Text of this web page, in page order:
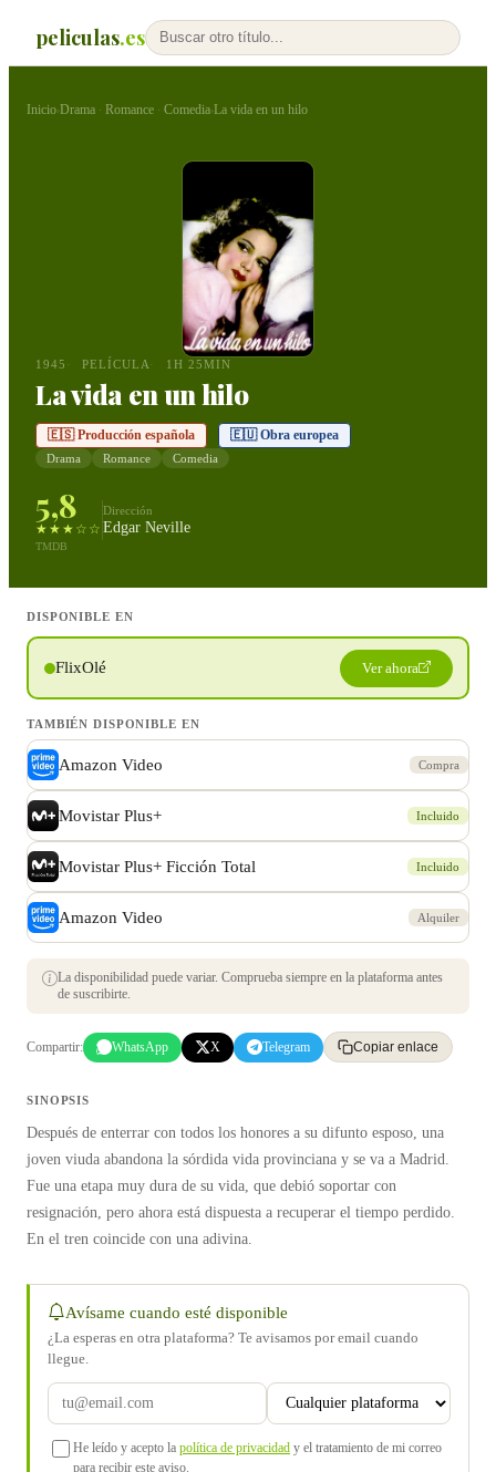
peliculas.es
Inicio›Drama · Romance · Comedia›La vida en un hilo
1945 PELÍCULA 1H 25MIN
La vida en un hilo
🇪🇸 Producción española 🇪🇺 Obra europea
Drama Romance Comedia
5,8
★★★☆☆
TMDB
Dirección
Edgar Neville
DISPONIBLE EN
FlixOlé Ver ahora
TAMBIÉN DISPONIBLE EN
Amazon Video Compra
Movistar Plus+ Incluido
Movistar Plus+ Ficción Total Incluido
Amazon Video Alquiler
La disponibilidad puede variar. Comprueba siempre en la plataforma antes
de suscribirte.
Compartir: WhatsApp X Telegram Copiar enlace
SINOPSIS
Después de enterrar con todos los honores a su difunto esposo, una
joven viuda abandona la sórdida vida provinciana y se va a Madrid.
Fue una etapa muy dura de su vida, que debió soportar con
resignación, pero ahora está dispuesta a recuperar el tiempo perdido.
En el tren coincide con una adivina.
Avísame cuando esté disponible
¿La esperas en otra plataforma? Te avisamos por email cuando
llegue.
He leído y acepto la política de privacidad y el tratamiento de mi correo
para recibir este aviso.